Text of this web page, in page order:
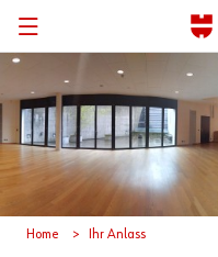
Zurück
Öffnungszeiten
Preise
Anreise
Zurück
Aktuelle Ausstellung
Inklusive Ausstellung
Skulpturengarten
Zurück
Deutsch
Home Ihr Anlass